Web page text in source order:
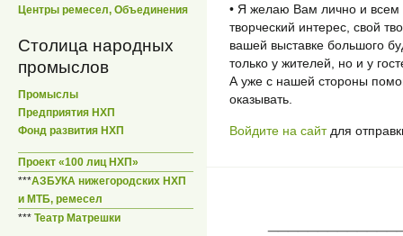
Центры ремесел, Объединения
Столица народных
промыслов
Промыслы
Предприятия НХП
Фонд развития НХП
Проект «100 лиц НХП»
***АЗБУКА нижегородских НХП
и МТБ, ремесел
*** Театр Матрешки
• Я желаю Вам лично и всем
творческий интерес, свой
вашей выставке большого
только у жителей, но и у
А уже с нашей стороны
оказывать.
Войдите на сайтдля